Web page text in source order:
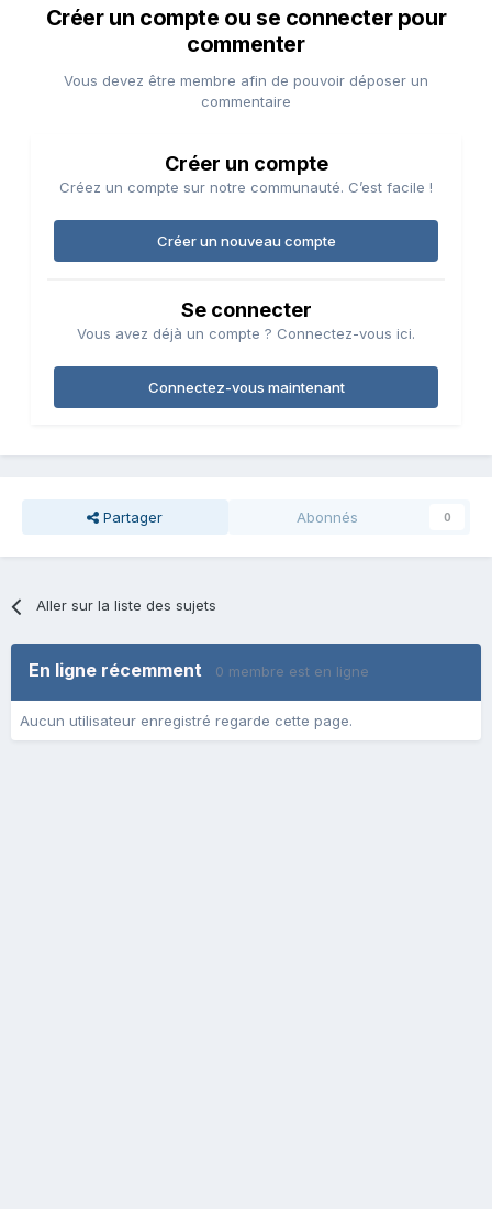
Créer un compte ou se connecter pour
commenter
Vous devez être membre afin de pouvoir déposer un
commentaire
Créer un compte
Créez un compte sur notre communauté. C’est facile !
Créer un nouveau compte
Se connecter
Vous avez déjà un compte ? Connectez-vous ici.
Connectez-vous maintenant
Partager Abonnés 0
Aller sur la liste des sujets
En ligne récemment 0 membre est en ligne
Aucun utilisateur enregistré regarde cette page.